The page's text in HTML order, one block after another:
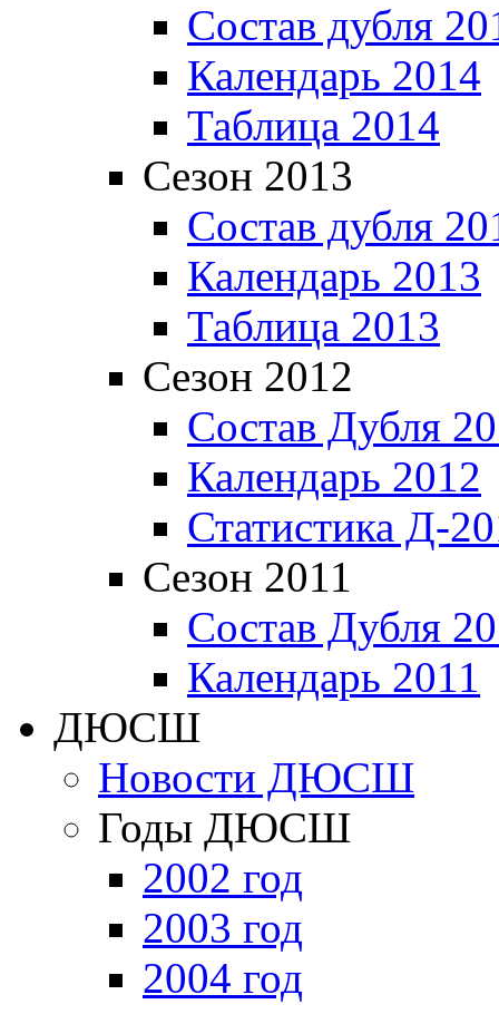
Состав дубля
Календарь 2014
Таблица 2014
Сезон 2013
Состав дубля
Календарь 2013
Таблица 2013
Сезон 2012
Состав Дубля
Календарь 2012
Статистика Д-
Сезон 2011
Состав Дубля
Календарь 2011
ДЮСШ
Новости ДЮСШ
Годы ДЮСШ
2002 год
2003 год
2004 год